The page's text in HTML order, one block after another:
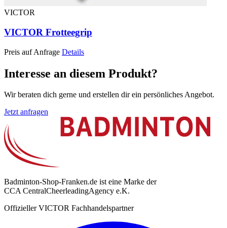
VICTOR
VICTOR Frotteegrip
Preis auf Anfrage Details
Interesse an diesem Produkt?
Wir beraten dich gerne und erstellen dir ein persönliches Angebot.
Jetzt anfragen
Badminton-Shop-Franken.de ist eine Marke der
CCA CentralCheerleadingAgency e.K.
Offizieller VICTOR Fachhandelspartner